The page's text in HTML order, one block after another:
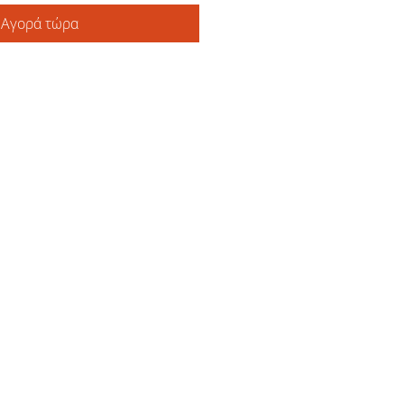
Αγορά τώρα